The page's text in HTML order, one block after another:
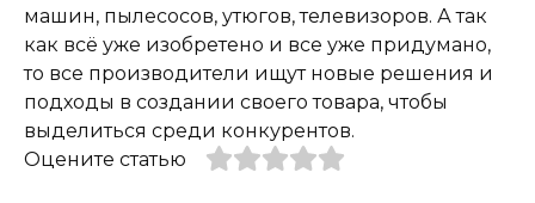
машин, пылесосов, утюгов, телевизоров. А так
как всё уже изобретено и все уже придумано,
то все производители ищут новые решения и
подходы в создании своего товара, чтобы
выделиться среди конкурентов.
Оцените статью